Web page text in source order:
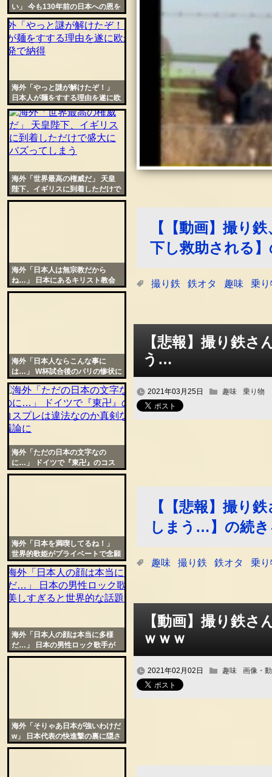
【【動画】撮り
下し救助される
撮り鉄 鉄オタ 趣味 乗り
【悲報】撮り鉄
う…
2021年03月25日 趣味 乗り物
【【悲報】撮り
しまう…】の続
趣味 撮り鉄 鉄オタ 乗り
【動画】撮り鉄
ｗｗｗ
2021年02月02日 趣味 画像・
い」 今も130年前の日本への恩を
忘れないトルコの人々
海外「やっと謎が解けたぞ！」
日本人が麺をすする理由を遂に欧
米人も一発で納得
海外「世界最高の権威だ」 天皇
陛下、イギリスに到着しただけで
盛大にバズってしまう
海外「日本人は無宗教だから
ね…」 日本にあるキリスト教会
がモチーフの飲食店に賛否両論
海外「日本人ならこんな事に
は…」 W杯試合後のパリの惨状に
仏議員が日本人を模範に挙げ悲嘆
海外「ただの日本の文字なの
に…」 ドイツで『東卍』のコス
プレは違法なのか真剣な議論に
海外「日本を満喫してるね！」
世界的歌姫がプライベートで念願
の再来日を果たし怒涛の投稿
海外「日本人の顔は本当に多様
だ…」 日本の男性ロック歌手が
美しすぎると世界的な話題に
海外「そりゃあ日本が強いわけだ
w」 日本代表の快進撃の裏に隠さ
れた秘密に世界が爆笑